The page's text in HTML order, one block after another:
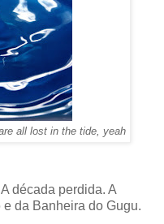
all lost in the tide, yeah
década perdida. A
da Banheira do Gugu.